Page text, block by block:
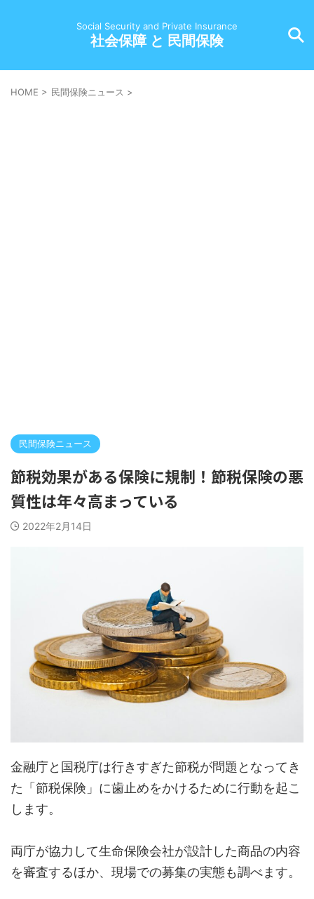
Social Security and Private Insurance
社会保障 と 民間保険
HOME > 民間保険ニュース >
民間保険ニュース
節税効果がある保険に規制！節税保険の悪
質性は年々高まっている
2022年2月14日
金融庁と国税庁は行きすぎた節税が問題となってき
た「節税保険」に歯止めをかけるために行動を起こ
します。
両庁が協力して生命保険会社が設計した商品の内容
を審査するほか、現場での募集の実態も調べます。